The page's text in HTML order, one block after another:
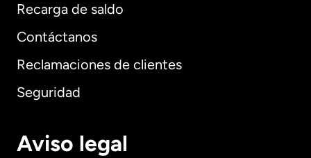
Recarga de saldo
Contáctanos
Reclamaciones de clientes
Seguridad
Aviso legal